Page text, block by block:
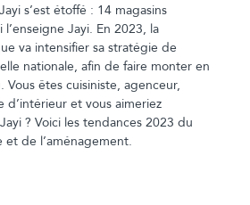
s’est étoffé : 14 magasins
Jayi. En 2023, la
va intensifier sa stratégie de
nationale, afin de faire monter en
Vous êtes cuisiniste, agenceur,
d’intérieur et vous aimeriez
? Voici les tendances 2023 du
et de l’aménagement.